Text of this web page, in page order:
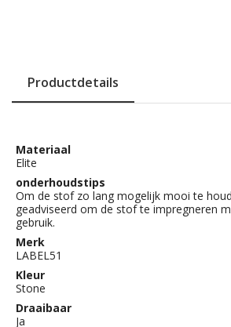
Productdetails
Materiaal
Elite
onderhoudstips
Om de stof zo lang mogelijk mooi te
geadviseerd om de stof te impregneren
gebruik.
Merk
LABEL51
Kleur
Stone
Draaibaar
Ja